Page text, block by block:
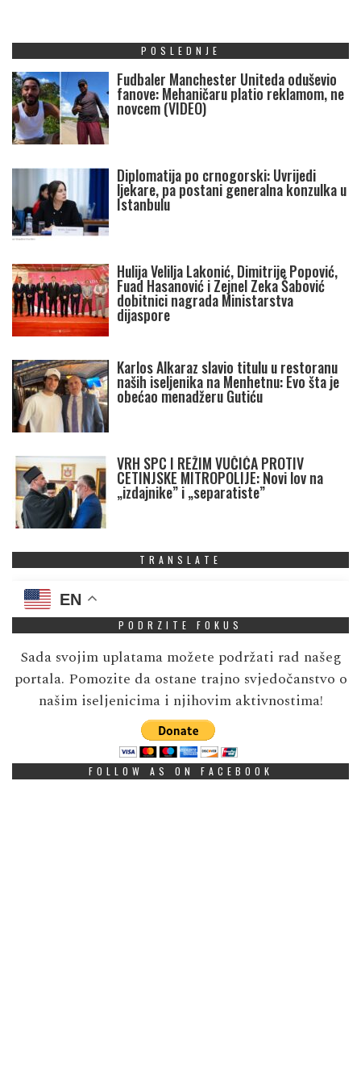
POSLEDNJE
Fudbaler Manchester Uniteda oduševio
fanove: Mehaničaru platio reklamom, ne
novcem (VIDEO)
Diplomatija po crnogorski: Uvrijedi
ljekare, pa postani generalna konzulka u
Istanbulu
Hulija Velilja Lakonić, Dimitrije Popović,
Fuad Hasanović i Zejnel Zeka Šabović
dobitnici nagrada Ministarstva
dijaspore
Karlos Alkaraz slavio titulu u restoranu
naših iseljenika na Menhetnu: Evo šta je
obećao menadžeru Gutiću
VRH SPC I REŽIM VUČIĆA PROTIV
CETINJSKE MITROPOLIJE: Novi lov na
„izdajnike” i „separatiste”
TRANSLATE
EN
PODRZITE FOKUS
Sada svojim uplatama možete podržati rad našeg
portala. Pomozite da ostane trajno svjedočanstvo o
našim iseljenicima i njihovim aktivnostima!
FOLLOW AS ON FACEBOOK